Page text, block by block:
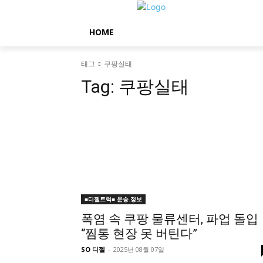
HOME
태그 쿠팡실태
Tag: 쿠팡실태
■디젤트럭■ 운송.정보
폭염 속 쿠팡 물류센터, 파업 돌입
“찜통 현장 못 버틴다”
SO 디젤 - 2025년 08월 07일